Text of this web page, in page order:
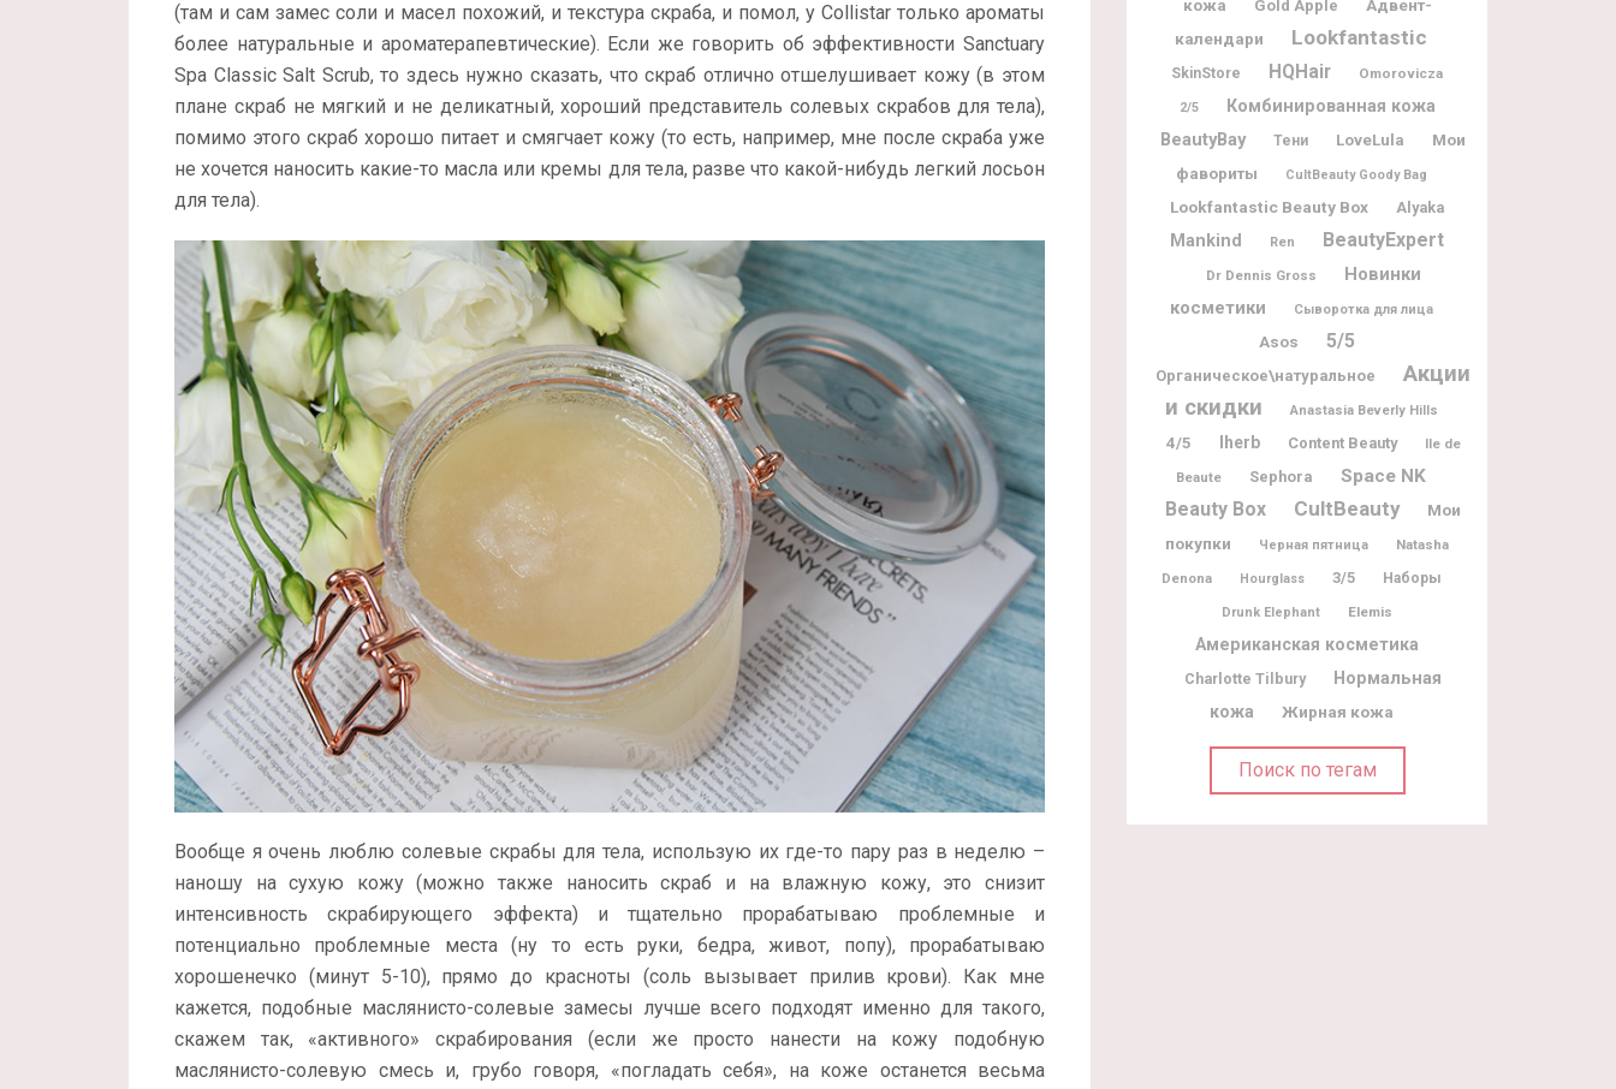
(там и сам замес соли и масел похожий, и текстура скраба, и помол, у Collistar только ароматы
более натуральные и ароматерапевтические). Если же говорить об эффективности Sanctuary
Spa Classic Salt Scrub, то здесь нужно сказать, что скраб отлично отшелушивает кожу (в этом
плане скраб не мягкий и не деликатный, хороший представитель солевых скрабов для тела),
помимо этого скраб хорошо питает и смягчает кожу (то есть, например, мне после скраба уже
не хочется наносить какие-то масла или кремы для тела, разве что какой-нибудь легкий лосьон
для тела).
Вообще я очень люблю солевые скрабы для тела, использую их где-то пару раз в неделю –
наношу на сухую кожу (можно также наносить скраб и на влажную кожу, это снизит
интенсивность скрабирующего эффекта) и тщательно прорабатываю проблемные и
потенциально проблемные места (ну то есть руки, бедра, живот, попу), прорабатываю
хорошенечко (минут 5-10), прямо до красноты (соль вызывает прилив крови). Как мне
кажется, подобные маслянисто-солевые замесы лучше всего подходят именно для такого,
скажем так, «активного» скрабирования (если же просто нанести на кожу подобную
маслянисто-солевую смесь и, грубо говоря, «погладать себя», на коже останется весьма
кожа
Gold Apple
Адвент-
календари
Lookfantastic
SkinStore HQHair Omorovicza
2/5 Комбинированная кожа
BeautyBay Тени LoveLula
Мои
фавориты
CultBeauty Goody Bag
Lookfantastic Beauty Box Alyaka
Mankind Ren BeautyExpert
Dr Dennis Gross
Новинки
косметики
Сыворотка для лица
Asos 5/5
Органическое\натуральное
Акции
и скидки
Anastasia Beverly Hills
4/5 Iherb Content Beauty
Ile de
Beaute
Sephora Space NK
Beauty Box CultBeauty
Мои
покупки
Черная пятница
Natasha
Denona
Hourglass 3/5 Наборы
Drunk Elephant Elemis
Американская косметика
Charlotte Tilbury
Нормальная
кожа
Жирная кожа
Поиск по тегам